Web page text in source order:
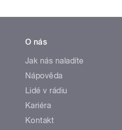
O nás
Jak nás naladíte
Nápověda
Lidé v rádiu
Kariéra
Kontakt